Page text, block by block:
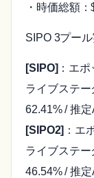
・時価総額
SIPO 3プー
[SIPO] ：エ
ライブステー
62.41% / 推
[SIPO2] ：エ
ライブステ
46.54% / 推